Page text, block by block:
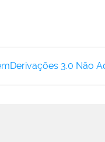
3.0 Não